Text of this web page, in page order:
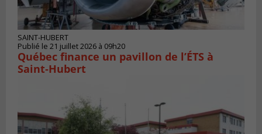
SAINT-HUBERT
Publié le 21 juillet 2026 à 09h20
Québec finance un pavillon de l’ÉTS à
Saint‑Hubert